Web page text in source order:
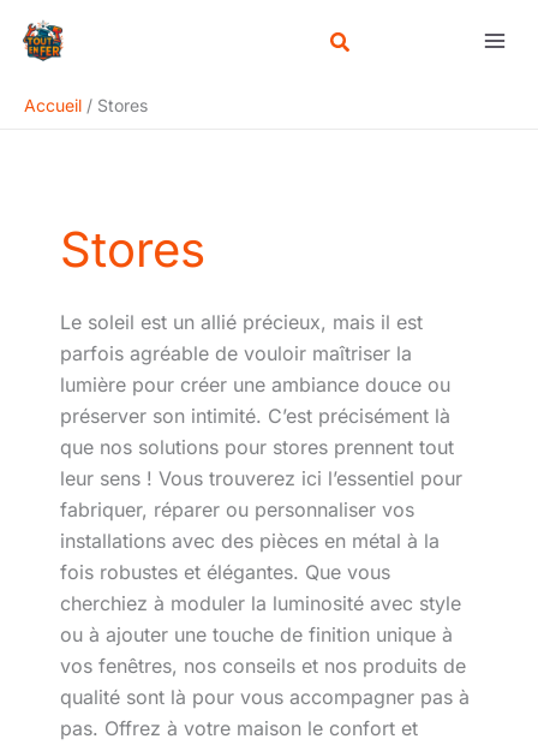
Accueil
Stores
Stores
Le soleil est un allié précieux, mais il est
parfois agréable de vouloir maîtriser la
lumière pour créer une ambiance douce ou
préserver son intimité. C’est précisément là
que nos solutions pour stores prennent tout
leur sens ! Vous trouverez ici l’essentiel pour
fabriquer, réparer ou personnaliser vos
installations avec des pièces en métal à la
fois robustes et élégantes. Que vous
cherchiez à moduler la luminosité avec style
ou à ajouter une touche de finition unique à
vos fenêtres, nos conseils et nos produits de
qualité sont là pour vous accompagner pas à
pas. Offrez à votre maison le confort et